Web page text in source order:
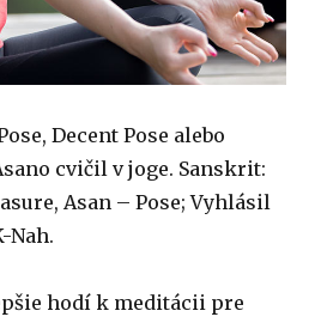
Decent Pose alebo
cvičil v joge. Sanskrit:
Asan – Pose; Vyhlásil
Nah.
hodí k meditácii pre